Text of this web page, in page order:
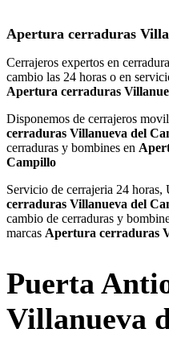
Apertura cerraduras
Cerrajeros expertos en
cambio las 24 horas o en
Apertura cerraduras
Disponemos de cerrajeros
cerraduras Villanueva del
cerraduras y bombines en
Campillo
Servicio de cerrajeria 24
cerraduras Villanueva del
cambio de cerraduras y
marcas Apertura cerraduras
Puerta
Villanueva